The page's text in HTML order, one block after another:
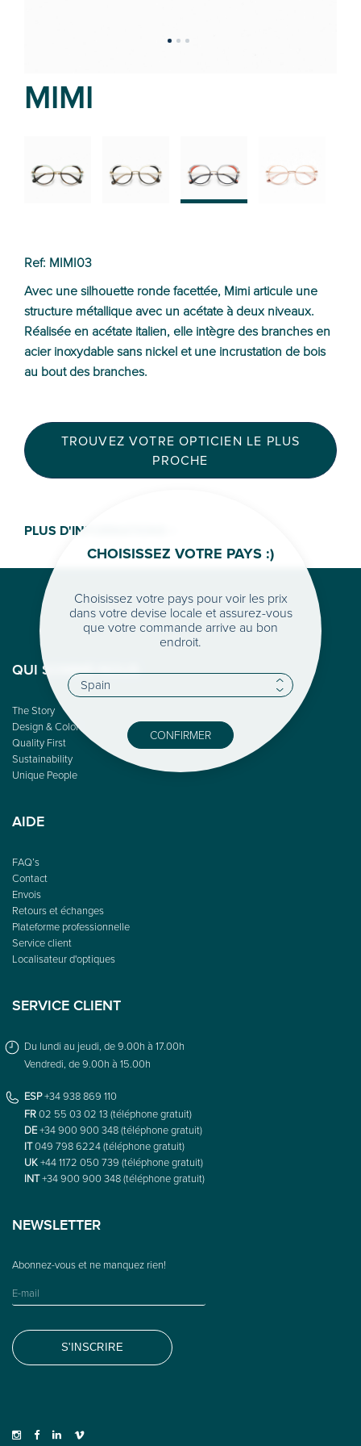
MIMI
Ref: MIMI03
Avec une silhouette ronde facettée, Mimi articule une
structure métallique avec un acétate à deux niveaux.
Réalisée en acétate italien, elle intègre des branches en
acier inoxydable sans nickel et une incrustation de bois
au bout des branches.
TROUVEZ VOTRE OPTICIEN LE PLUS
PROCHE
PLUS D'INFORMATIONS >
QUI SOMME-NOUS
The Story
Design & Color
Quality First
Sustainability
Unique People
AIDE
FAQ’s
Contact
Envois
Retours et échanges
Plateforme professionnelle
Service client
Localisateur d'optiques
SERVICE CLIENT
Du lundi au jeudi, de 9.00h à 17.00h
Vendredi, de 9.00h à 15.00h
ESP+34 938 869 110
FR02 55 03 02 13 (téléphone gratuit)
DE+34 900 900 348 (téléphone gratuit)
IT049 798 6224 (téléphone gratuit)
UK+44 1172 050 739 (téléphone gratuit)
INT+34 900 900 348 (téléphone gratuit)
NEWSLETTER
CHOISISSEZ VOTRE PAYS :)
Choisissez votre pays pour voir les prix
dans votre devise locale et assurez-vous
que votre commande arrive au bon
endroit.
CONFIRMER